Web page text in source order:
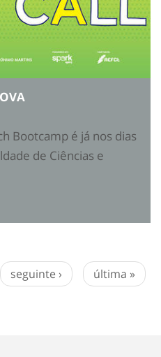
Bootcamp é já nos dias
de Ciências e
seguinte › última »